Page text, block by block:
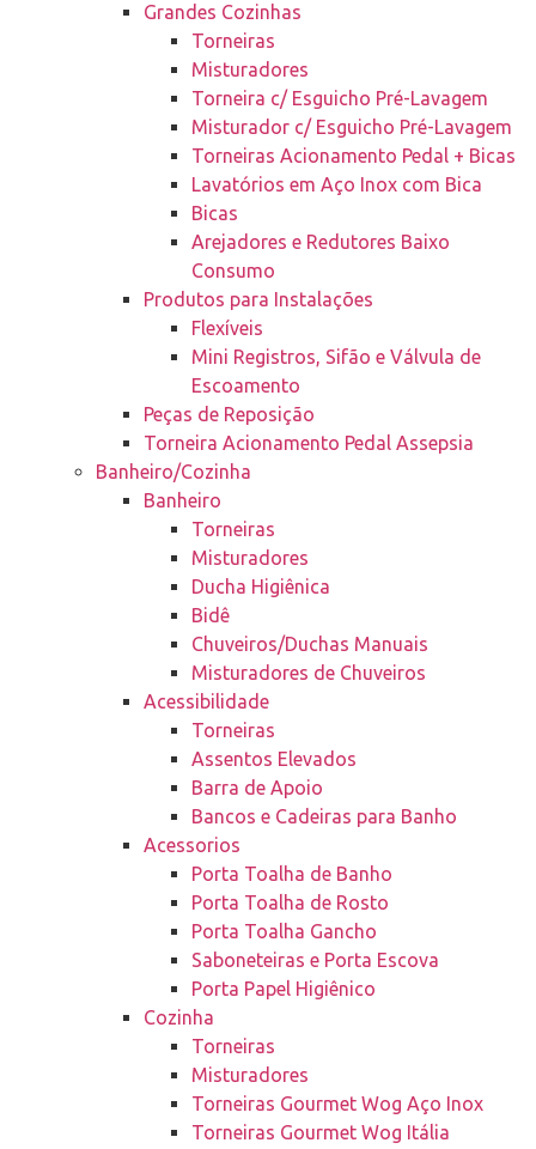
Grandes Cozinhas
Torneiras
Misturadores
Torneira c/ Esguicho Pré-Lavagem
Misturador c/ Esguicho Pré-Lavagem
Torneiras Acionamento Pedal + Bicas
Lavatórios em Aço Inox com Bica
Bicas
Arejadores e Redutores Baixo
Consumo
Produtos para Instalações
Flexíveis
Mini Registros, Sifão e Válvula de
Escoamento
Peças de Reposição
Torneira Acionamento Pedal Assepsia
Banheiro/Cozinha
Banheiro
Torneiras
Misturadores
Ducha Higiênica
Bidê
Chuveiros/Duchas Manuais
Misturadores de Chuveiros
Acessibilidade
Torneiras
Assentos Elevados
Barra de Apoio
Bancos e Cadeiras para Banho
Acessorios
Porta Toalha de Banho
Porta Toalha de Rosto
Porta Toalha Gancho
Saboneteiras e Porta Escova
Porta Papel Higiênico
Cozinha
Torneiras
Misturadores
Torneiras Gourmet Wog Aço Inox
Torneiras Gourmet Wog Itália